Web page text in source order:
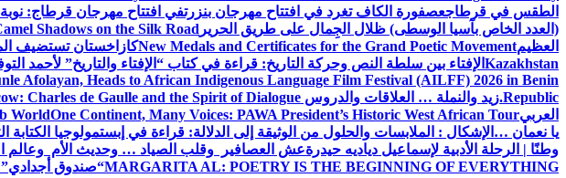
الطقس في قرطاجعصفورة الكاف تغرد في افتتاح مهرجان بنزرتفي افتتاح مهرجان قرطاج:
(العدد الخاص بآسيا الوسطى) ظلال الجِمال على طريق الحرير Shadows on the Silk Road
العظيمNew Medals and Certificates for the Grand Poetic Movementكازاخستان تستضيف
Kazakhstan الإفتاء بين سلطة النص وحركة التاريخ: قراءة في كتاب “الإفتاء والتاريخ” لأحمد
Afolayan, Heads to African Indigenous Language Film Festival (AILFF) 2026 in Benin
Republic. زيد والنملة … العلاقات والدروس Charles de Gaulle and the Spirit of Dialogue
العربي
WorldOne Continent, Many Voices: PAWA President’s Historic West African Tour
يا نعمان …الإشكال : الملابسات والحلول من الوثيقة إلى الدلالة: قراءة في إبستمولوجيا الكتابة
وطنًا | الرحلة الأدبية لإسماعيل دياديه حيدرةعش العصافير وقلب الصياد … وحديث الأم وعالم
MARGARITA AL: POETRY IS THE BEGINNING OF EVERYTHING“صندوق